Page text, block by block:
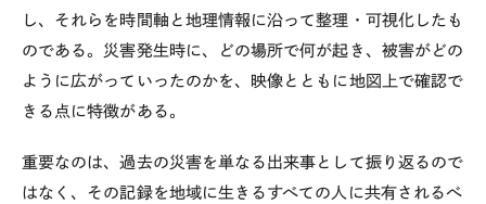
し、それらを時間軸と地理情報に沿って整理・可視化したも
のである。災害発生時に、どの場所で何が起き、被害がどの
ように広がっていったのかを、映像とともに地図上で確認で
きる点に特徴がある。
重要なのは、過去の災害を単なる出来事として振り返るので
はなく、その記録を地域に生きるすべての人に共有されるべ